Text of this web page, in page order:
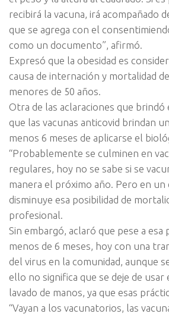
recibirá la vacuna, irá acompañado
que se agrega con el
como un documento”, afirmó.
Expresó que la obesidad es
causa de internación y mortalidad
menores de 50 años.
Otra de las aclaraciones que
que las vacunas anticovid brindan
menos 6 meses de aplicarse el
“Probablemente se culminen en
regulares, hoy no se sabe si se
manera el próximo año. Pero en un
disminuye esa posibilidad de
profesional.
Sin embargó, aclaró que pese a esa
menos de 6 meses, hoy con una
del virus en la comunidad, aunque
ello no significa que se deje de usar
lavado de manos, ya que esas
“Vayan a los vacunatorios, las